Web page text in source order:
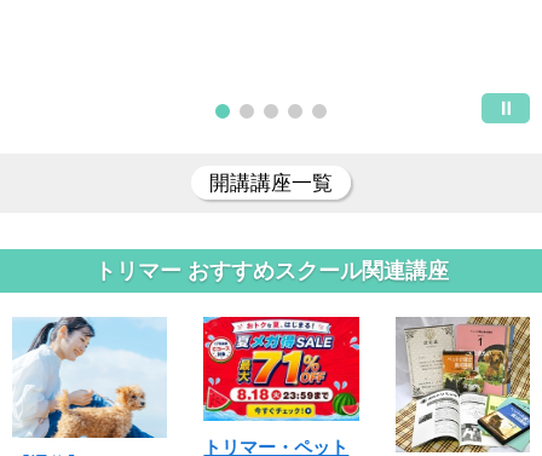
開講講座一覧
トリマー おすすめスクール関連講座
トリマー・ペット